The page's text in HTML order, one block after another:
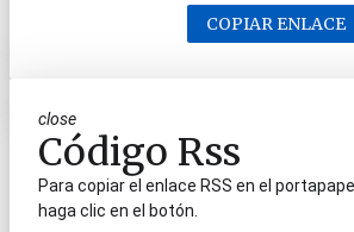
COPIAR ENLACE
close
Código Rss
Para copiar el enlace RSS en el
haga clic en el botón.